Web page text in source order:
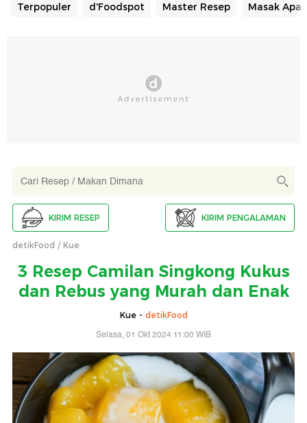
Terpopuler d'Foodspot Master Resep Masak Apa
KIRIM RESEP KIRIM PENGALAMAN
detikFood Kue
3 Resep Camilan Singkong Kukus
dan Rebus yang Murah dan Enak
Kue - detikFood
Selasa, 01 Okt 2024 11:00 WIB